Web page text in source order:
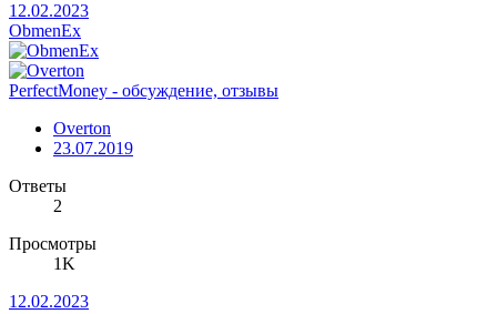
12.02.2023
ObmenEx
PerfectMoney - обсуждение, отзывы
Overton
23.07.2019
Ответы
2
Просмотры
1K
12.02.2023